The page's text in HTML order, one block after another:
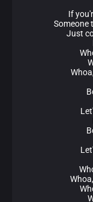
If
Someone
Just